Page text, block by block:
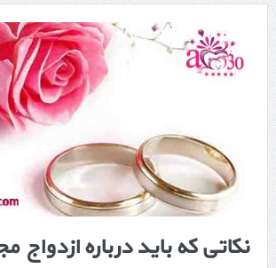
نکاتی که باید درباره ازدواج